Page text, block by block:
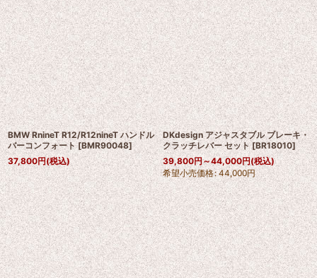
BMW RnineT R12/R12nineT ハンドル
バーコンフォート[BMR90048]
37,800円(税込)
DKdesign アジャスタブル ブレーキ・
クラッチレバー セット [BR18010]
39,800円～44,000円(税込)
希望小売価格: 44,000円